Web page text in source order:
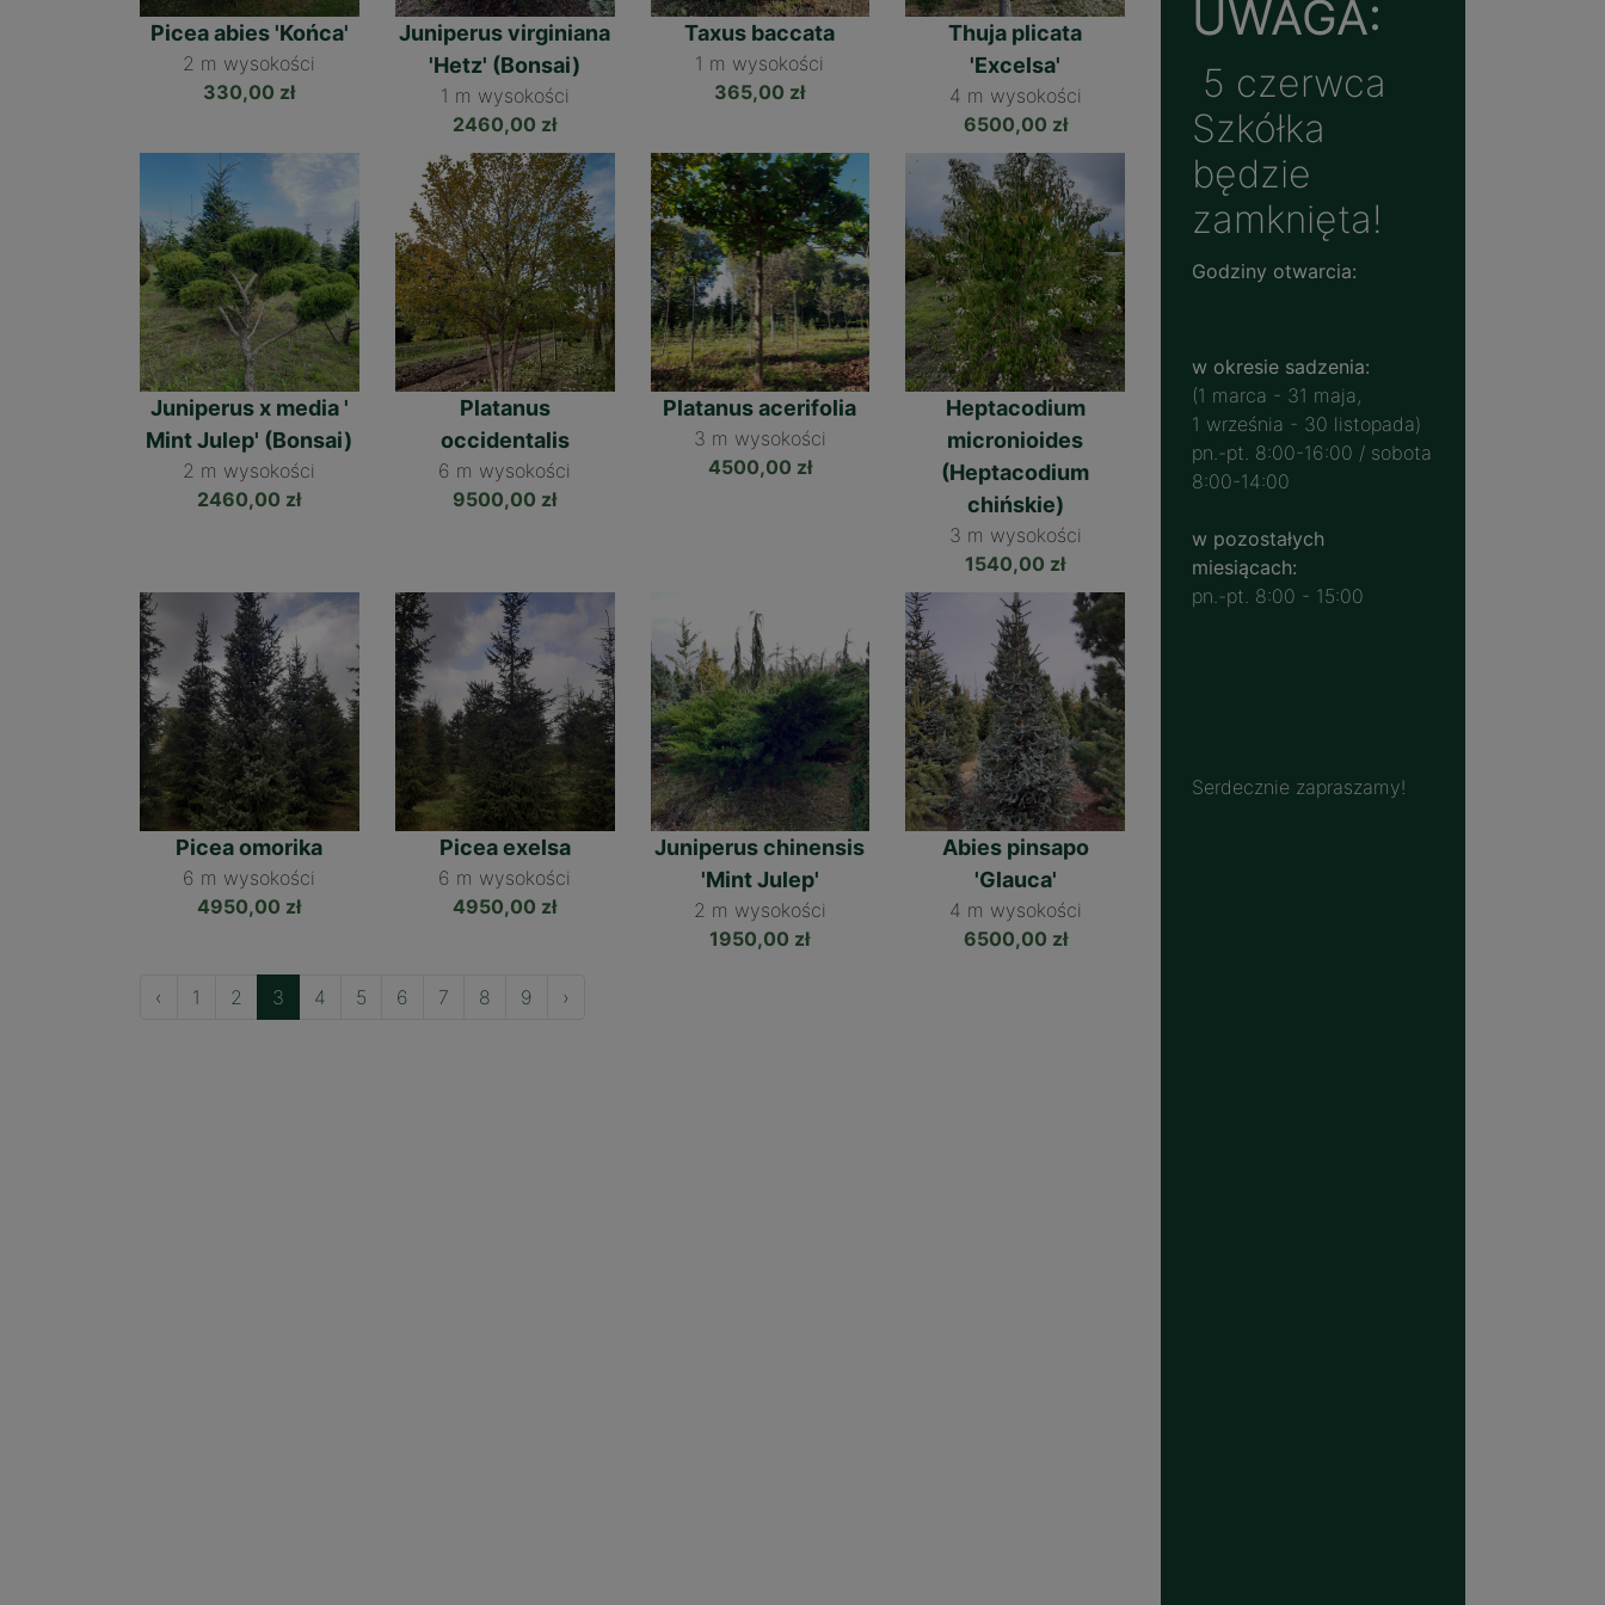
Picea abies 'Końca'
2 m
330,00 zł
Juniperus virginiana
'Hetz' (Bonsai)
1 m
2460,00 zł
Taxus baccata
1 m
365,00 zł
Thuja plicata
'Excelsa'
4 m
6500,00 zł
Juniperus x media '
Mint Julep' (Bonsai)
2 m
2460,00 zł
Platanus
occidentalis
6 m
9500,00 zł
Platanus acerifolia
3 m
4500,00 zł
Heptacodium
micronioides
(Heptacodium
chińskie)
3 m
1540,00 zł
Picea omorika
6 m
4950,00 zł
Picea exelsa
6 m
4950,00 zł
Juniperus chinensis
'Mint Julep'
2 m
1950,00 zł
Abies pinsapo
'Glauca'
4 m
6500,00 zł
‹ 1 2 3 4 5 6 7 8 9 ›
UWAGA:
5 czerwca
Szkółka
będzie
zamknięta!
Godziny otwarcia:
w okresie sadzenia:
(1 marca - 31 maja,
1 września - 30 listopada)
pn.-pt. 8:00-16:00 / sobota
8:00-14:00
w pozostałych
miesiącach:
pn.-pt. 8:00 - 15:00
Serdecznie zapraszamy!
Państwa dane nie będą przetwarzane w sposób zautomatyzowany oraz nie będą podlegały
profilowaniu. Zapewniamy, że dane osobowe są przechowywane z zachowaniem wszelakiej
staranności i dbałości o ich bezpieczeństwo.